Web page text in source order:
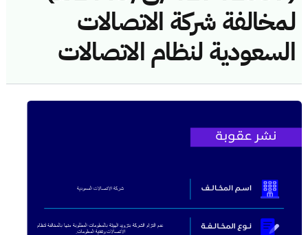
لمخالفة شركة الاتصالات
السعودية لنظام الاتصالات